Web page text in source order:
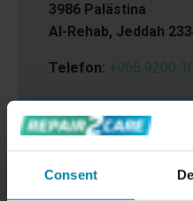
Consent
3986 Palästina
Al-Rehab, Jeddah
Telefon: +966 9200